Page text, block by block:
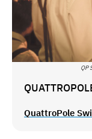
QP
QuattroPole